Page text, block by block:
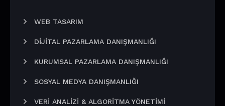
WEB TASARIM
DIJITAL PAZARLAMA DANIŞMANLIĞI
KURUMSAL PAZARLAMA DANIŞMANLIĞI
SOSYAL MEDYA DANIŞMANLIĞI
VERI ANALIZI & ALGORITMA YÖNETIMI